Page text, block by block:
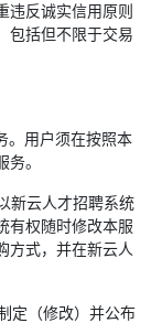
违反诚实信用原则
包括但不限于交易
。用户须在按照本
。
新云人才招聘系统
有权随时修改本服
方式，并在新云人
定（修改）并公布